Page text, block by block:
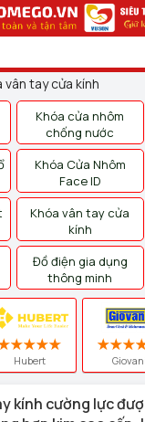
vân tay cửa kính
Khóa cửa nhôm
chống nước
Khóa Cửa Nhôm
Face ID
Khóa vân tay cửa
kính
Đồ điện gia dụng
thông minh
Hubert Giovani
kính cường lực